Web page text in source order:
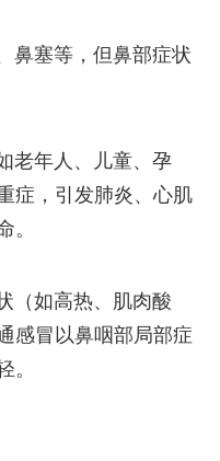
鼻塞等，但鼻部症状
老年人、儿童、孕
症，引发肺炎、心肌
。
（如高热、肌肉酸
感冒以鼻咽部局部症
。